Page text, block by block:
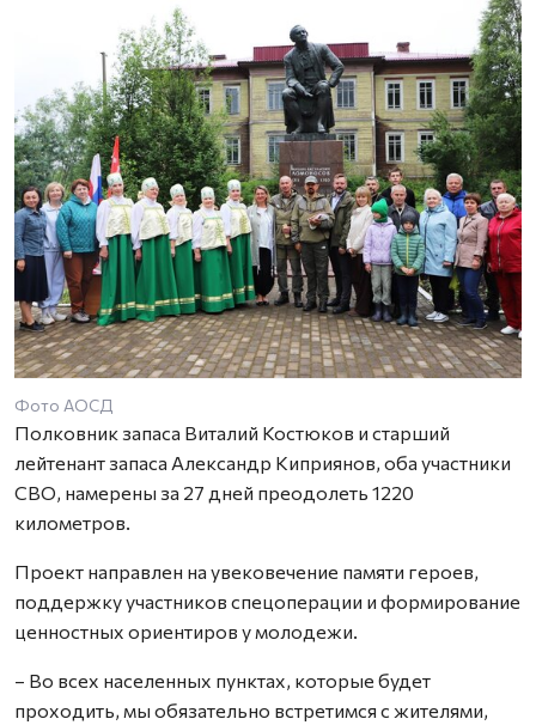
Фото АОСД
Полковник запаса Виталий Костюков и старший
лейтенант запаса Александр Киприянов, оба участники
СВО, намерены за 27 дней преодолеть 1220
километров.
Проект направлен на увековечение памяти героев,
поддержку участников спецоперации и формирование
ценностных ориентиров у молодежи.
– Во всех населенных пунктах, которые будет
проходить, мы обязательно встретимся с жителями,